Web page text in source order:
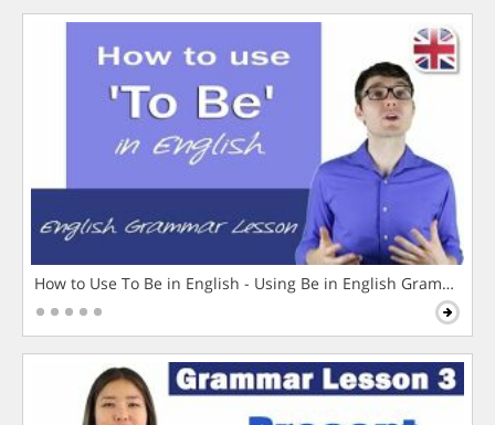
How to Use To Be in English - Using Be in English Grammar